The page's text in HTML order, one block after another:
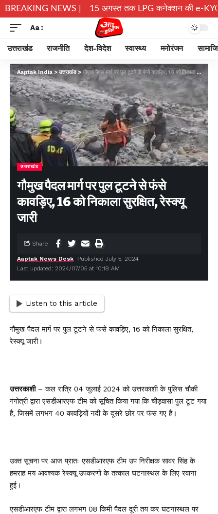
BREAKING NEWS |
ने छोड़े घर 15 अगस्त तक LPG कनेक्शन की e-KYC जरूरी,
Aa
उत्तराखंड राजनीति देश-विदेश स्वास्थ्य मनोरंजन
Aaptak India > उत्तराखंड> गौमुख पैदल मार्ग पर पुल टूटने से फंसे कावड़िए, 16 को निकाला सुरक्षित, रेस्क्यू जारी
उत्तराखंड
गौमुख पैदल मार्ग पर पुल टूटने से फंसे
कावड़िए, 16 को निकाला सुरक्षित, रेस्क्यू
जारी
Last updated: 2024/07/05 at 10:18 AM
Aaptak News Desk Published July 5, 2024
Share
Listen to this article
गौमुख पैदल मार्ग पर पुल टूटने से फंसे कावड़िए, 16 को निकाला सुरक्षित,
रेस्क्यू जारी।
उत्तरकाशी– कल रात्रि 04 जुलाई 2024 को उत्तरकाशी के पुलिस चौकी
गंगोत्री द्वारा एसडीआरएफ टीम को सूचित किया गया कि चीड़वासा पुल टूट गया
है, जिसमें लगभग 40 कावड़ियों नदी के दूसरे छोर पर फंस गए है।
उक्त सूचना पर आज प्रातः एसडीआरएफ टीम उप निरीक्षक सावर सिंह के
हमराह मय आवश्यक रेस्क्यू उपकरणों के तत्काल घटनास्थल के लिए रवाना
हुई।
एसडीआरएफ टीम द्वारा लगभग 08 किमी पैदल दूरी तय कर घटनास्थल पर